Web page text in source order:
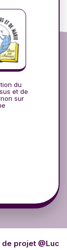
du
et de
sur
projet @Luc